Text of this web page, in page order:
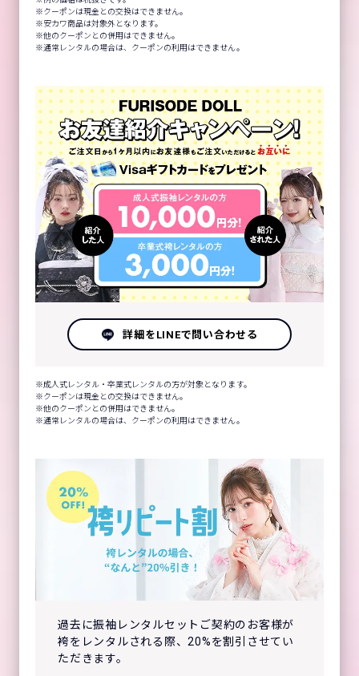
クーポンは現金との交換はできません。
安カワ商品は対象外となります。
他のクーポンとの併用はできません。
通常レンタルの場合は、クーポンの利用はできません。
詳細をLINEで問い合わせる
成人式レンタル・卒業式レンタルの方が対象となります。
クーポンは現金との交換はできません。
他のクーポンとの併用はできません。
通常レンタルの場合は、クーポンの利用はできません。
過去に振袖レンタルセットご契約のお客様が
袴をレンタルされる際、20%を割引させてい
ただきます。